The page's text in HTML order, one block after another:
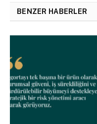
BENZER HABERLER